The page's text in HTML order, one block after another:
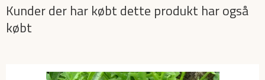
Kunder der har købt dette produkt har også
købt